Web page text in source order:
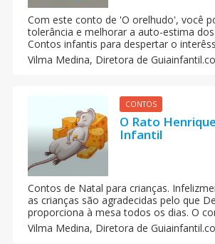
Com este conto de 'O orelhudo', você
tolerância e melhorar a auto-estima
Contos infantis para despertar o
pela literatura, pela leitura e os livros.
de valores como a tolerancia, paciencia,
Vilma Medina, Diretora de
CONTOS
O Rato
Infantil
Contos de Natal para crianças.
as crianças são agradecidas pelo que
proporciona à mesa todos os dias. O
Henrique ensina as crianças evitarem
glutões, evitando-se assim a obesidade
Vilma Medina, Diretora de